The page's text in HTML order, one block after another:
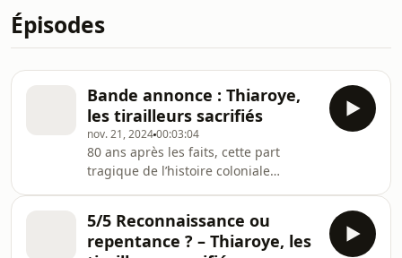
Épisodes
Bande annonce : Thiaroye,
les tirailleurs sacrifiés
nov. 21, 202400:03:04
80 ans après les faits, cette part
tragique de l’histoire coloniale
mondiale touche à sa fin, des
centaines de tirailleurs regagnent
5/5 Reconnaissance ou
repentance ? – Thiaroye, les